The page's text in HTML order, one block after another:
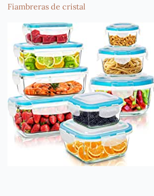
Fiambreras de cristal